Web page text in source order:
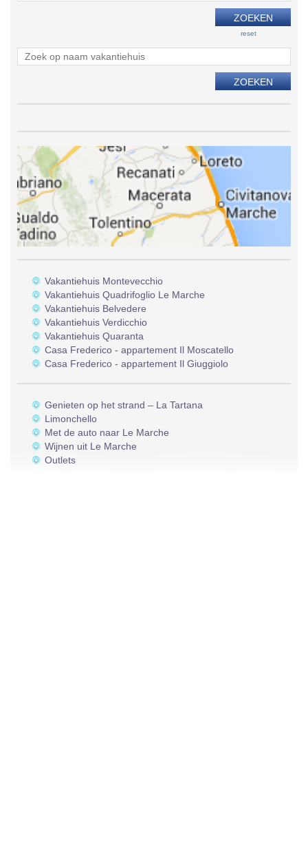
reset
Vakantiehuis Montevecchio
Vakantiehuis Quadrifoglio Le Marche
Vakantiehuis Belvedere
Vakantiehuis Verdicchio
Vakantiehuis Quaranta
Casa Frederico - appartement Il Moscatello
Casa Frederico - appartement Il Giuggiolo
Genieten op het strand – La Tartana
Limonchello
Met de auto naar Le Marche
Wijnen uit Le Marche
Outlets